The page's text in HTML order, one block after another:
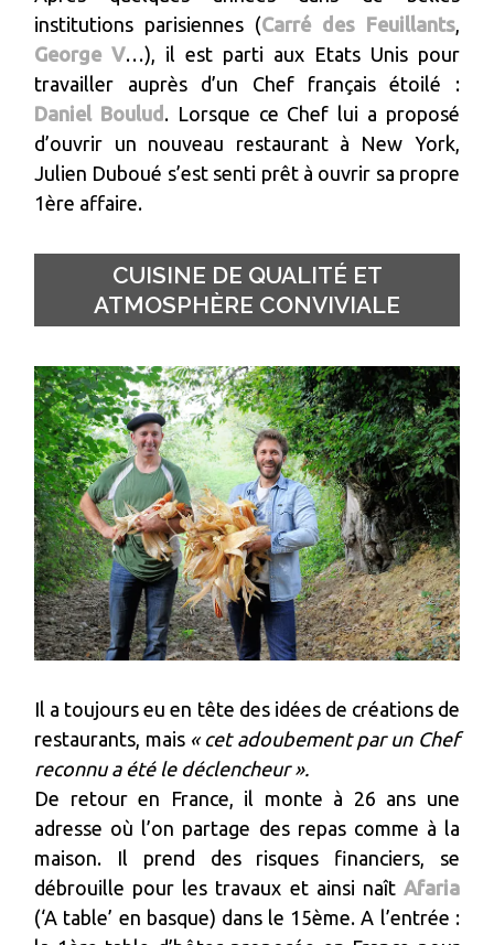
institutions parisiennes (Carré des Feuillants,
George V…), il est parti aux Etats Unis pour
travailler auprès d’un Chef français étoilé :
Daniel Boulud . Lorsque ce Chef lui a proposé
d’ouvrir un nouveau restaurant à New York,
Julien Duboué s’est senti prêt à ouvrir sa propre
1ère affaire.
CUISINE DE QUALITÉ ET
ATMOSPHÈRE CONVIVIALE
Il a toujours eu en tête des idées de créations de
restaurants, mais « cet adoubement par un Chef
reconnu a été le déclencheur ».
De retour en France, il monte à 26 ans une
adresse où l’on partage des repas comme à la
maison. Il prend des risques financiers, se
débrouille pour les travaux et ainsi naît Afaria
(‘A table’ en basque) dans le 15ème. A l’entrée :